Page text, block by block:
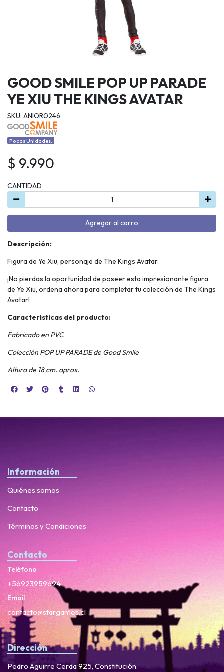
GOOD SMILE POP UP PARADE
YE XIU THE KINGS AVATAR
SKU: ANIOR0246
Pocas Unidades.
$ 9.990
CANTIDAD
Agregar al carro
Descripción:
Figura de Ye Xiu, personaje de The Kings Avatar.
¡No pierdas la oportunidad de poseer esta impresionante figura
de Ye Xiu, ordena ahora para completar tu colección de The Kings
Avatar!
Características del producto:
Fabricado en PVC
Colección POP UP PARADE de Good Smile
Altura de 18 cm. aprox.
Información
Quiénes somos
Contacto
Términos y Condiciones
Contacto
Teléfono
+56923959694
Email
contacto@stargames.cl
Dirección
Pedro Aguirre Cerda 925, Constitución.